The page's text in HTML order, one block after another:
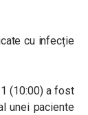
cu infecție
(10:00) a fost
unei paciente